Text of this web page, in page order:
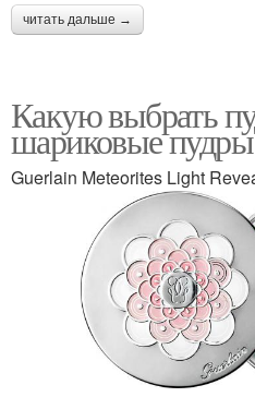
читать дальше →
Какую выбрать
шариковые пудры
Guerlain Meteorites Light